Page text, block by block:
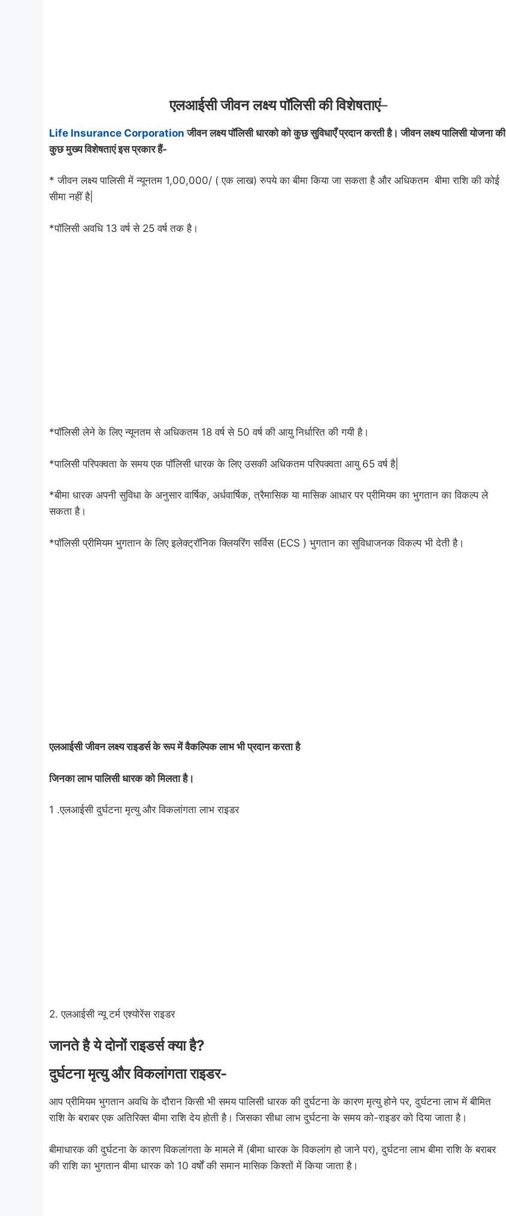
एलआईसी जीवन लक्ष्य पॉलिसी की विशेषताएं–
Life Insurance Corporation जीवन लक्ष्य पॉलिसी धारको को कुछ सुविधाएँ प्रदान करती है। जीवन लक्ष्य पालिसी योजना की
कुछ मुख्य विशेषताएं इस प्रकार हैं-
* जीवन लक्ष्य पालिसी में न्यूनतम 1,00,000/ ( एक लाख) रुपये का बीमा किया जा सकता है और अधिकतम बीमा राशि की कोई
सीमा नहीं है|
*पॉलिसी अवधि 13 वर्ष से 25 वर्ष तक है।
*पॉलिसी लेने के लिए न्यूनतम से अधिकतम 18 वर्ष से 50 वर्ष की आयु निर्धारित की गयी है।
*पालिसी परिपक्वता के समय एक पॉलिसी धारक के लिए उसकी अधिकतम परिपक्वता आयु 65 वर्ष है|
*बीमा धारक अपनी सुविधा के अनुसार वार्षिक, अर्धवार्षिक, त्रैमासिक या मासिक आधार पर प्रीमियम का भुगतान का विकल्प ले
सकता है।
*पॉलिसी प्रीमियम भुगतान के लिए इलेक्ट्रॉनिक क्लियरिंग सर्विस (ECS ) भुगतान का सुविधाजनक विकल्प भी देती है।
एलआईसी जीवन लक्ष्य राइडर्स के रूप में वैकल्पिक लाभ भी प्रदान करता है
जिनका लाभ पालिसी धारक को मिलता है।
1 .एलआईसी दुर्घटना मृत्यु और विकलांगता लाभ राइडर
2. एलआईसी न्यू टर्म एश्योरेंस राइडर
जानते है ये दोनों राइडर्स क्या है?
दुर्घटना मृत्यु और विकलांगता राइडर-
आप प्रीमियम भुगतान अवधि के दौरान किसी भी समय पालिसी धारक की दुर्घटना के कारण मृत्यु होने पर, दुर्घटना लाभ में बीमित
राशि के बराबर एक अतिरिक्त बीमा राशि देय होती है। जिसका सीधा लाभ दुर्घटना के समय को-राइडर को दिया जाता है।
बीमाधारक की दुर्घटना के कारण विकलांगता के मामले में (बीमा धारक के विकलांग हो जाने पर), दुर्घटना लाभ बीमा राशि के बराबर
की राशि का भुगतान बीमा धारक को 10 वर्षों की समान मासिक किश्तों में किया जाता है।